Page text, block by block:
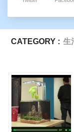
CATEGORY : 生